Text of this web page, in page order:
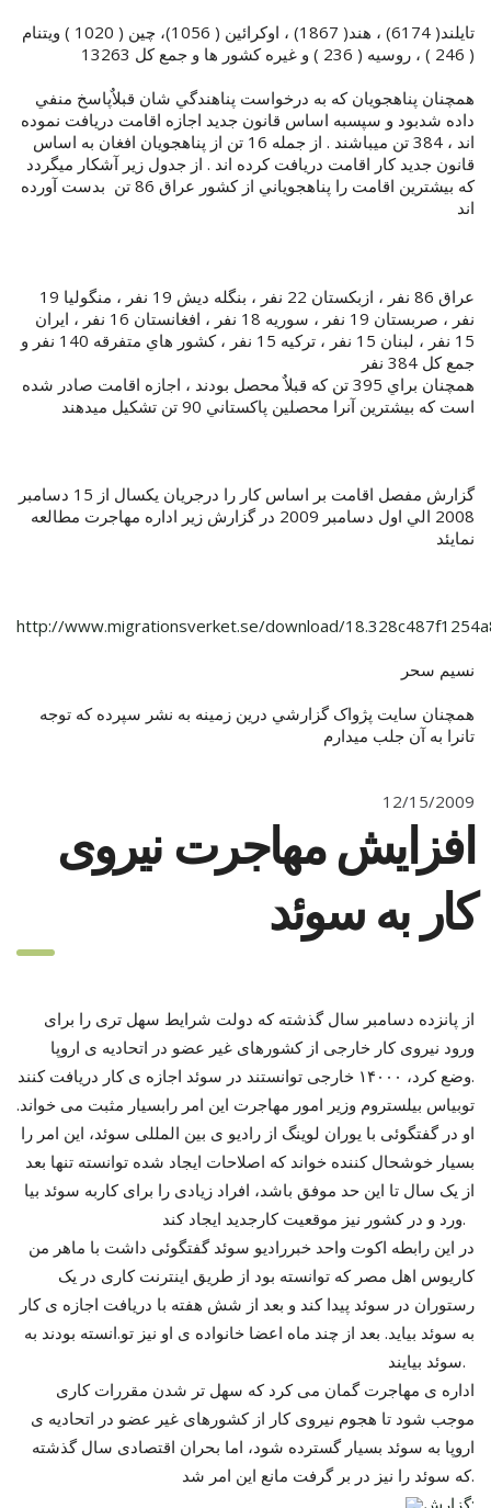
تايلند( 6174) ، هند( 1867) ، اوکرائين ( 1056)، چين ( 1020 ) ويتنام
( 246 ) ، روسيه ( 236 ) و غيره کشور ها و جمع کل 13263
همچنان پناهجويان که به درخواست پناهندگي شان قبلاٌپاسخ منفي
داده شدبود و سپسبه اساس قانون جديد اجازه اقامت دريافت نموده
اند ، 384 تن ميباشند . از جمله 16 تن از پناهجويان افغان به اساس
قانون جديد کار اقامت دريافت کرده اند . از جدول زير آشکار ميگردد
که بيشترين اقامت را پناهجوياني از کشور عراق 86 تن بدست آورده
اند
عراق 86 نفر ، ازبکستان 22 نفر ، بنگله ديش 19 نفر ، منگوليا 19
نفر ، صربستان 19 نفر ، سوريه 18 نفر ، افغانستان 16 نفر ، ايران
15 نفر ، لبنان 15 نفر ، ترکيه 15 نفر ، کشور هاي متفرقه 140 نفر و
جمع کل 384 نفر
همچنان براي 395 تن که قبلاٌ محصل بودند ، اجازه اقامت صادر شده
است که بيشترين آنرا محصلين پاکستاني 90 تن تشکيل ميدهند
گزارش مفصل اقامت بر اساس کار را درجريان يکسال از 15 دسامبر
2008 الي اول دسامبر 2009 در گزارش زير اداره مهاجرت مطالعه
نمايئد
http://www.migrationsverket.se/download/
نسيم سحر
همچنان سايت پژواک گزارشي درين زمينه به نشر سپرده که توجه
تانرا به آن جلب ميدارم
12/15/2009
افزایش مهاجرت نیروی
کار به سوئد
از پانزده دسامبر سال گذشته که دولت شرایط سهل تری را برای
ورود نیروی کار خارجی از کشورهای غیر عضو در اتحادیه ی اروپا
وضع کرد، ۱۴۰۰۰ خارجی توانستند در سوئد اجازه ی کار دریافت کنند.
توبیاس بیلستروم وزیر امور مهاجرت این امر رابسیار مثبت می خواند.
او در گفتگوئی با یوران لوینگ از رادیو ی بین المللی سوئد، این امر را
بسیار خوشحال کننده خواند که اصلاحات ایجاد شده توانسته تنها بعد
از یک سال تا این حد موفق باشد، افراد زیادی را برای کاربه سوئد بیا
ورد و در کشور نیز موقعیت کارجدید ایجاد کند.
در این رابطه اکوت واحد خبررادیو سوئد گفتگوئی داشت با ماهر من
کاریوس اهل مصر که توانسته بود از طریق اینترنت کاری در یک
رستوران در سوئد پیدا کند و بعد از شش هفته با دریافت اجازه ی کار
به سوئد بیاید. بعد از چند ماه اعضا خانواده ی او نیز تو.انسته بودند به
سوئد بیایند.
اداره ی مهاجرت گمان می کرد که سهل تر شدن مقررات کاری
موجب شود تا هجوم نیروی کار از کشورهای غیر عضو در اتحادیه ی
اروپا به سوئد بسیار گسترده شود، اما بحران اقتصادی سال گذشته
که سوئد را نیز در بر گرفت مانع این امر شد.
گزارش: